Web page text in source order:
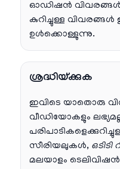
ഓഡിഷൻ
കുറിച്ചുള്ള വിവരങ്ങൾ
ഉൾക്കൊള്ളുന്നു.
ശ്രദ്ധിയ്ക്കുക
ഇവിടെ യാതൊരു
വീഡിയോകളും
സീരിയലുകള്‍, ഒടിടി
മലയാളം ടെലിവിഷന്‍